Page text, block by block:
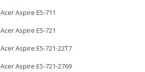
Acer Aspire E5-711
Acer Aspire E5-721
Acer Aspire E5-721-22T7
Acer Aspire E5-721-2769